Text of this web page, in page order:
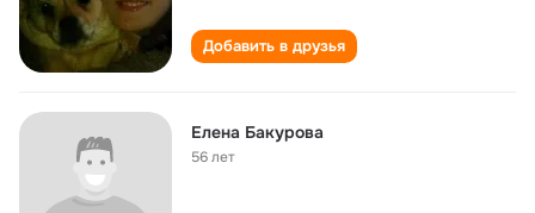
Добавить в друзья
Елена Бакурова
56 лет